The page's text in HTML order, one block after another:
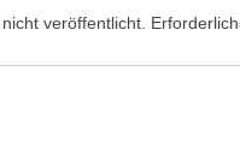
veröffentlicht.